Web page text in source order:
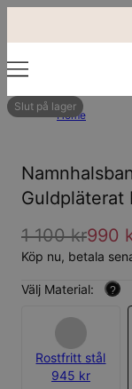
Slut på lager
Home
Guldpläterat
1 100 kr990
Köp nu, betala
Välj Material: ?
Rostfritt stål
945 kr